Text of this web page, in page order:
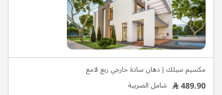
مكسيم سيلك | دهان سادة خارجي ربع لامع
489.90 شامل الضريبة